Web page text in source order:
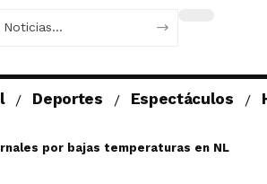
Deportes Espectáculos
por bajas temperaturas en NL